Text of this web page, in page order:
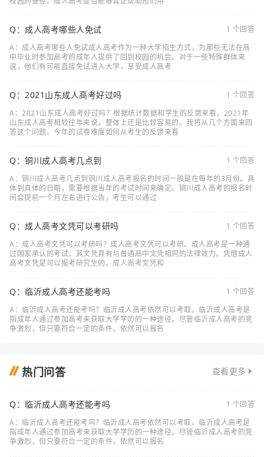
Q：成人高考哪些人免试
1 个回答
A：成人高考哪些人免试成人高考作为一种大学招生方式，为那些无法在高
中毕业时参加高考的成年人提供了回到校园的机会。对于一些特殊群体来
说，他们有可能直接免试进入大学，享受成人高考
Q：2021山东成人高考好过吗
1 个回答
A：2021山东成人高考好过吗？根据统计数据和学生的反馈来看，2021年
山东成人高考相较往年来说，整体上还是比较容易的。我将从几个方面来回
答这个问题。今年的试卷难度如何从考生的反馈来看
Q：铜川成人高考几点到
1 个回答
A：铜川成人高考几点到铜川成人高考报名的时间一般是在每年的3月份。具
体到具体的日期，需要根据当年的考试时间来确定。铜川成人高考的报名时
间会提前一个月左右进行公告，考生可以通过
Q：成人高考文凭可以考研吗
1 个回答
A：成人高考文凭可以考研吗？成人高考文凭可以考研。成人高考是一种通
过国家承认的考试，其文凭具有与普通高中文凭相同的法律效力。凭借成人
高考文凭是可以报考研究生的。成人高考文凭和
Q：临沂成人高考还能考吗
1 个回答
A：临沂成人高考还能考吗？临沂成人高考依然可以考取。临沂成人高考是
指成年人通过参加高考来获取大学学历的一种途径。尽管临沂成人高考的竞
争激烈，但只要符合一定的条件，依然可以报名
热门问答 查看更多
Q：临沂成人高考还能考吗
1 个回答
A：临沂成人高考还能考吗？临沂成人高考依然可以考取。临沂成人高考是
指成年人通过参加高考来获取大学学历的一种途径。尽管临沂成人高考的竞
争激烈，但只要符合一定的条件，依然可以报名